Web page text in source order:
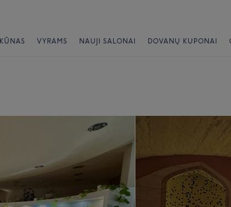
KŪNAS VYRAMS NAUJI SALONAI DOVANŲ KUPONAI